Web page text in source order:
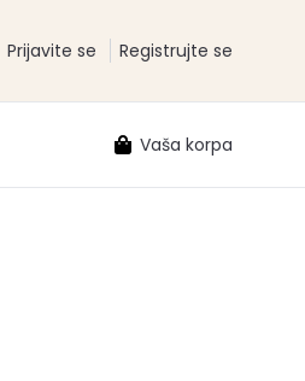
Prijavite se Registrujte se
Vaša korpa